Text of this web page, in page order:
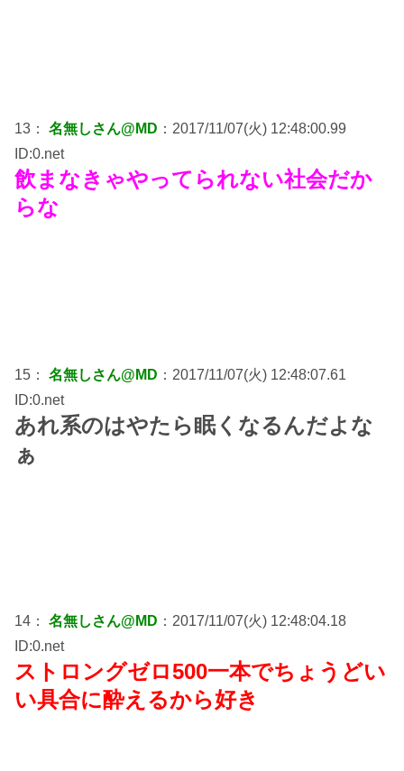
13： 名無しさん@MD ：2017/11/07(火) 12:48:00.99
ID:0.net
飲まなきゃやってられない社会だか
らな
15： 名無しさん@MD ：2017/11/07(火) 12:48:07.61
ID:0.net
あれ系のはやたら眠くなるんだよな
ぁ
14： 名無しさん@MD ：2017/11/07(火) 12:48:04.18
ID:0.net
ストロングゼロ500一本でちょうどい
い具合に酔えるから好き